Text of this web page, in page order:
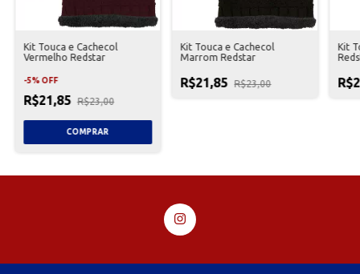
Kit Touca e Cachecol
Vermelho Redstar
-5%OFF
R$21,85 R$23,00
Kit Touca e Cachecol
Marrom Redstar
R$21,85 R$23,00
Kit